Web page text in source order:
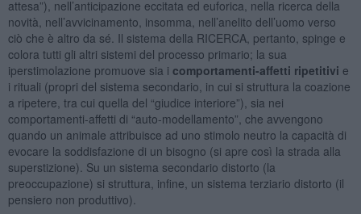
attesa”), nell’anticipazione eccitata ed euforica, nella ricerca della
novità, nell’avvicinamento, insomma, nell’anelito dell’uomo verso
ciò che è altro da sé. Il sistema della RICERCA, pertanto, spinge e
colora tutti gli altri sistemi del processo primario; la sua
iperstimolazione promuove sia i comportamenti-affetti ripetitivi e
i rituali (propri del sistema secondario, in cui si struttura la coazione
a ripetere, tra cui quella del “giudice interiore”), sia nei
comportamenti-affetti di “auto-modellamento”, che avvengono
quando un animale attribuisce ad uno stimolo neutro la capacità di
evocare la soddisfazione di un bisogno (si apre così la strada alla
superstizione). Su un sistema secondario distorto (la
preoccupazione) si struttura, infine, un sistema terziario distorto (il
pensiero non produttivo).